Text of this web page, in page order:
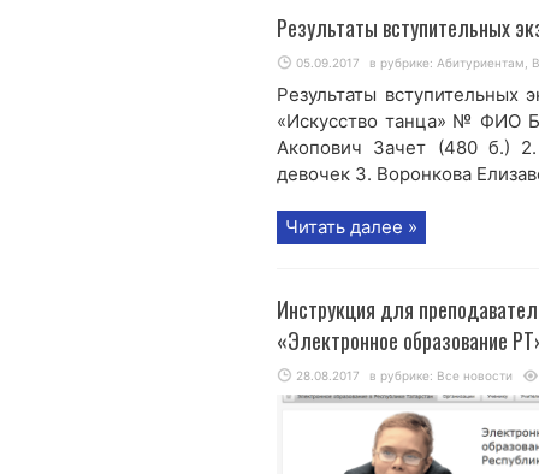
Результаты вступительных
05.09.2017 в рубрике: Абитуриентам,
Результаты
«Искусство танца» № ФИО
Акопович Зачет (480 б.)
девочек 3. Воронкова
Читать далее »
Инструкция для
«Электронное образование
28.08.2017 в рубрике: Все новости